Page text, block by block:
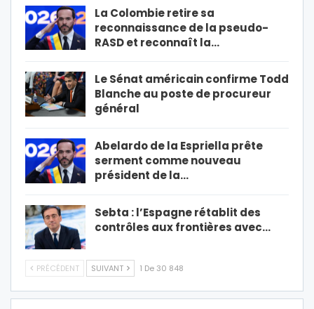
La Colombie retire sa
reconnaissance de la pseudo-
RASD et reconnaît la…
Le Sénat américain confirme Todd
Blanche au poste de procureur
général
Abelardo de la Espriella prête
serment comme nouveau
président de la…
Sebta : l’Espagne rétablit des
contrôles aux frontières avec…
PRÉCÉDENT SUIVANT 1 De 30 848